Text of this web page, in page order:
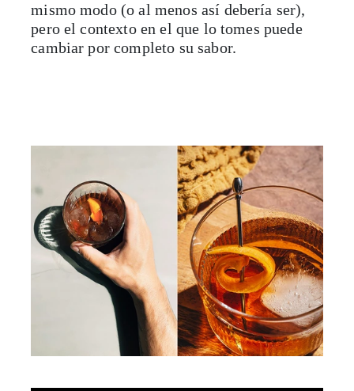
mismo modo (o al menos así debería ser),
pero el contexto en el que lo tomes puede
cambiar por completo su sabor.